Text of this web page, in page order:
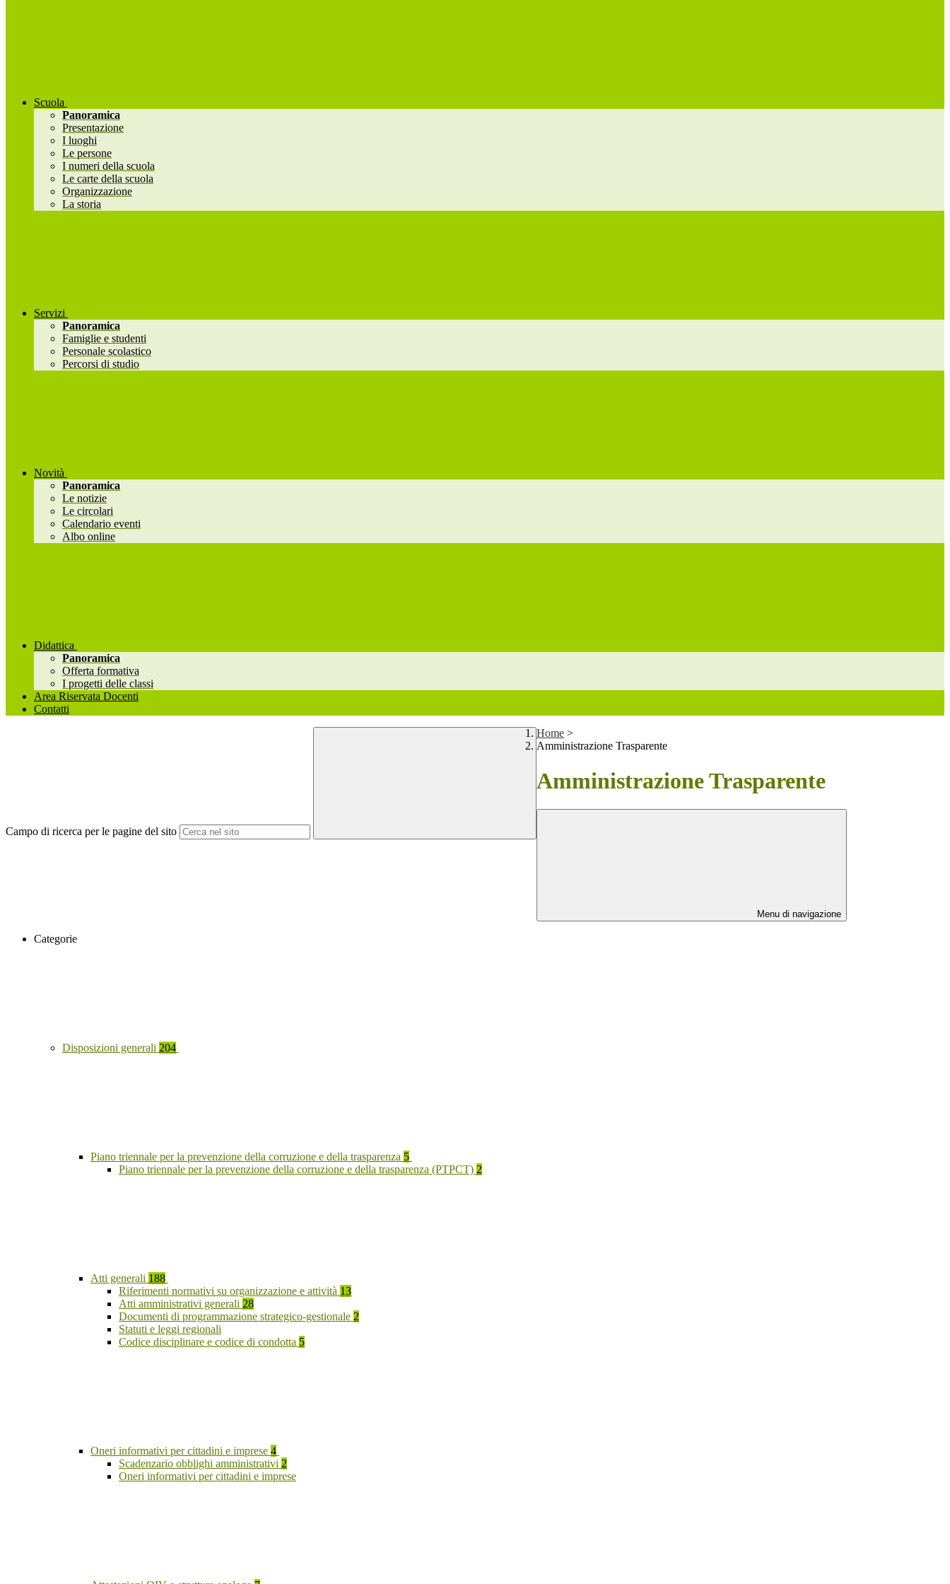
Scuola
Panoramica
Presentazione
I luoghi
Le persone
I numeri della scuola
Le carte della scuola
Organizzazione
La storia
Servizi
Panoramica
Famiglie e studenti
Personale scolastico
Percorsi di studio
Novità
Panoramica
Le notizie
Le circolari
Calendario eventi
Albo online
Didattica
Panoramica
Offerta formativa
I progetti delle classi
Area Riservata Docenti
Contatti
Campo di ricerca per le pagine del sito
Home >
Amministrazione Trasparente
Amministrazione Trasparente
Menu di navigazione
Categorie
Disposizioni generali 204
Piano triennale per la prevenzione della corruzione e della trasparenza 5
Piano triennale per la prevenzione della corruzione e della trasparenza (PTPCT) 2
Atti generali 188
Riferimenti normativi su organizzazione e attività 13
Atti amministrativi generali 28
Documenti di programmazione strategico-gestionale 2
Statuti e leggi regionali
Codice disciplinare e codice di condotta 5
Oneri informativi per cittadini e imprese 4
Scadenzario obblighi amministrativi 2
Oneri informativi per cittadini e imprese